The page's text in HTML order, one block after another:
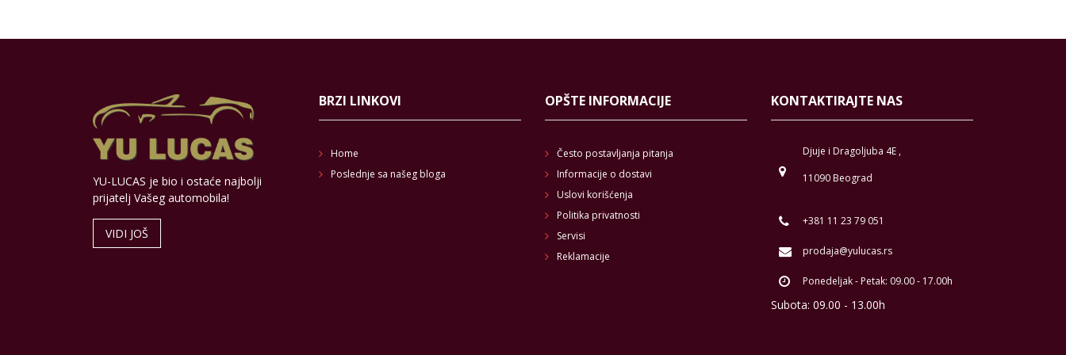
YU-LUCAS je bio i ostaće najbolji
prijatelj Vašeg automobila!
VIDI JOŠ
BRZI LINKOVI
Home
Poslednje sa našeg bloga
OPŠTE INFORMACIJE
Često postavljanja pitanja
Informacije o dostavi
Uslovi korišćenja
Politika privatnosti
Servisi
Reklamacije
KONTAKTIRAJTE NAS
Djuje i Dragoljuba 4E ,
11090 Beograd
+381 11 23 79 051
prodaja@yulucas.rs
Ponedeljak - Petak: 09.00 - 17.00h
Subota: 09.00 - 13.00h